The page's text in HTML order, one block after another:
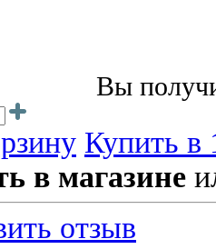
Вы
Купить в
в магазине
отзыв